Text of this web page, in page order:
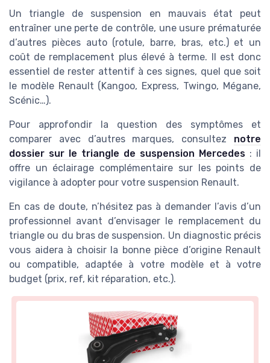
Un triangle de suspension en mauvais état peut
entraîner une perte de contrôle, une usure prématurée
d’autres pièces auto (rotule, barre, bras, etc.) et un
coût de remplacement plus élevé à terme. Il est donc
essentiel de rester attentif à ces signes, quel que soit
le modèle Renault (Kangoo, Express, Twingo, Mégane,
Scénic…).
Pour approfondir la question des symptômes et
comparer avec d’autres marques, consultez notre
dossier sur le triangle de suspension Mercedes : il
offre un éclairage complémentaire sur les points de
vigilance à adopter pour votre suspension Renault.
En cas de doute, n’hésitez pas à demander l’avis d’un
professionnel avant d’envisager le remplacement du
triangle ou du bras de suspension. Un diagnostic précis
vous aidera à choisir la bonne pièce d’origine Renault
ou compatible, adaptée à votre modèle et à votre
budget (prix, ref, kit réparation, etc.).